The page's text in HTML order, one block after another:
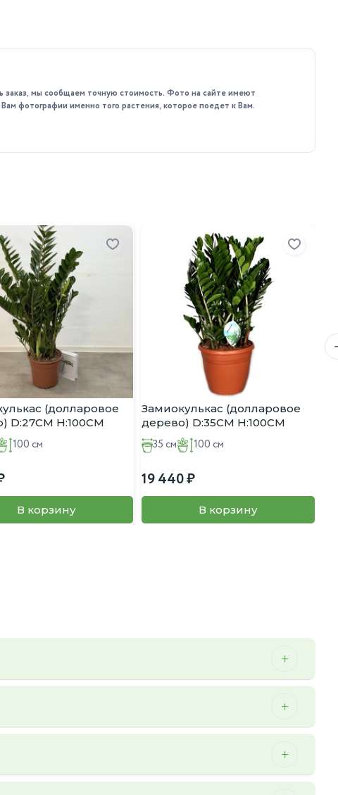
и полезное растение.
заказ, мы сообщаем точную стоимость. Фото на сайте имеют
фотографии именно того растения, которое поедет к Вам.
(долларовое
D:27CM H:100CM
100 см
В корзину
Замиокулькас (долларовое
дерево) D:35CM H:100CM
35 см 100 см
19 440
В корзину
же можем осуществить мы.
Более того, перед отправкой заказа наш менеджер